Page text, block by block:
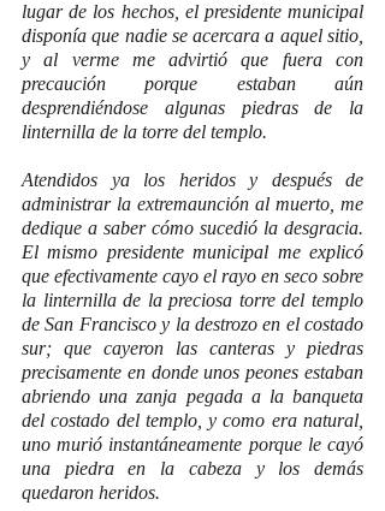
lugar de los hechos, el presidente municipal
disponía que nadie se acercara a aquel sitio,
y al verme me advirtió que fuera con
precaución porque estaban aún
desprendiéndose algunas piedras de la
linternilla de la torre del templo.
Atendidos ya los heridos y después de
administrar la extremaunción al muerto, me
dedique a saber cómo sucedió la desgracia.
El mismo presidente municipal me explicó
que efectivamente cayo el rayo en seco sobre
la linternilla de la preciosa torre del templo
de San Francisco y la destrozo en el costado
sur; que cayeron las canteras y piedras
precisamente en donde unos peones estaban
abriendo una zanja pegada a la banqueta
del costado del templo, y como era natural,
uno murió instantáneamente porque le cayó
una piedra en la cabeza y los demás
quedaron heridos.